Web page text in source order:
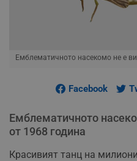
Емблематичното насекомо не е
Facebook
Емблематичното
от 1968 година
Красивият танц на